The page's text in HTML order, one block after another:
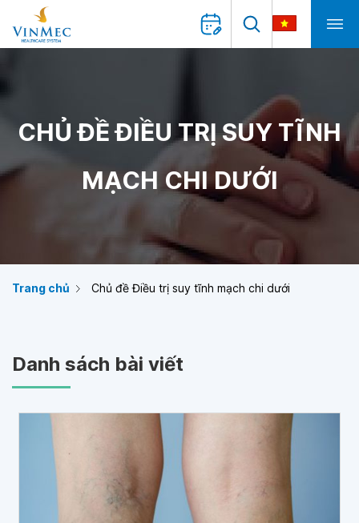
CHỦ ĐỀ ĐIỀU TRỊ SUY TĨNH
MẠCH CHI DƯỚI
Trang chủ Chủ đề Điều trị suy tĩnh mạch chi dưới
Danh sách bài viết